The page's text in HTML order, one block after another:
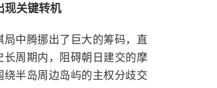
现关键转机
中腾挪出了巨大的筹码，直
周期内，阻碍朝日建交的摩
半岛周边岛屿的主权分歧交